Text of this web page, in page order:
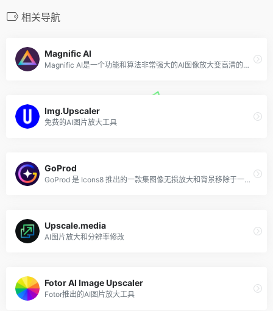
相关导航
Magnific AI
Magnific AI是一个功能和算法非常强大的AI图像放大变高清的工具，支持将图片最高放大到10000×10000像素（10K分辨率）。Magnific AI转换放大后的图片拥有高质量的细节，适合用于如高分辨率的打印和图片处理。该AI扩图工具虽然需要付费使用，但如果你对图像分辨率有高要求，值得一试。
Img.Upscaler
免费的AI图片放大工具
GoProd
GoProd 是 Icons8 推出的一款集图像无损放大和背景移除于一体的Mac应用程序，在人工智能的支持下，用户只需简单的操作，把想要编辑的图像拖放到应用窗口，片刻后就能得到所需的图像。
Upscale.media
AI图片放大和分辨率修改
Fotor AI Image Upscaler
Fotor推出的AI图片放大工具